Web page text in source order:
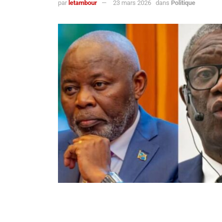
par letambour 23 mars 2026 dans Politique